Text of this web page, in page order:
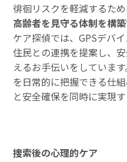
徘徊リスクを軽減するた
高齢者を見守る体制を構
ケア探偵では、GPSデバ
住民との連携を提案し、
えるお手伝いをしていま
を日常的に把握できる仕
と安全確保を同時に実現
捜索後の心理的ケア